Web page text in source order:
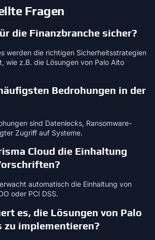
Fragen
die Finanzbranche sicher?
werden die richtigen Sicherheitsstrategien
wie z.B. die Lösungen von Palo Alto
Bedrohungen in der
sind Datenlecks, Ransomware-
Zugriff auf Systeme.
Cloud die Einhaltung
automatisch die Einhaltung von
oder PCI DSS.
es, die Lösungen von Palo
zu implementieren?